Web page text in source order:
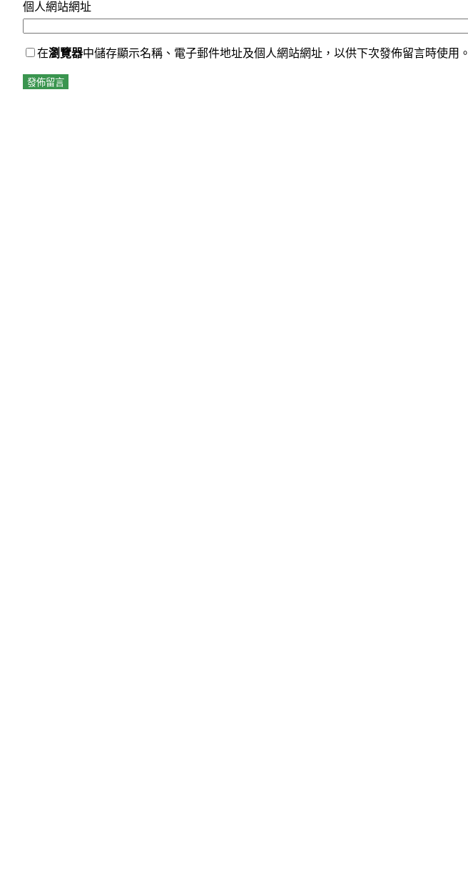
個人網站網址
在瀏覽器中儲存顯示名稱、電子郵件地址及個人網站網址，以供下次發佈留言時使用。